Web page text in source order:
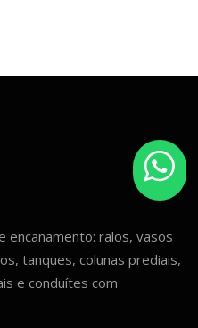
encanamento: ralos, vasos
tanques, colunas prediais,
e conduítes com